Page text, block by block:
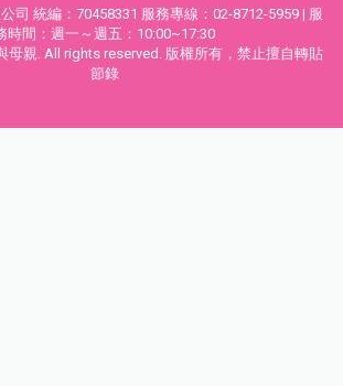
司 統編：70458331 服務專線：02-8712-5959 | 服
時間：週一～週五：10:00~17:30
母親. All rights reserved. 版權所有，禁止擅自轉貼
節錄